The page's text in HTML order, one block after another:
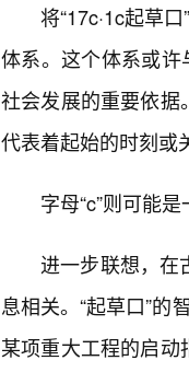
将“17c·1c起草
体系。这个体系或许
社会发展的重要依据
代表着起始的时刻或
字母“c”则可能
进一步联想，在
息相关。“起草口”的
某项重大工程的启